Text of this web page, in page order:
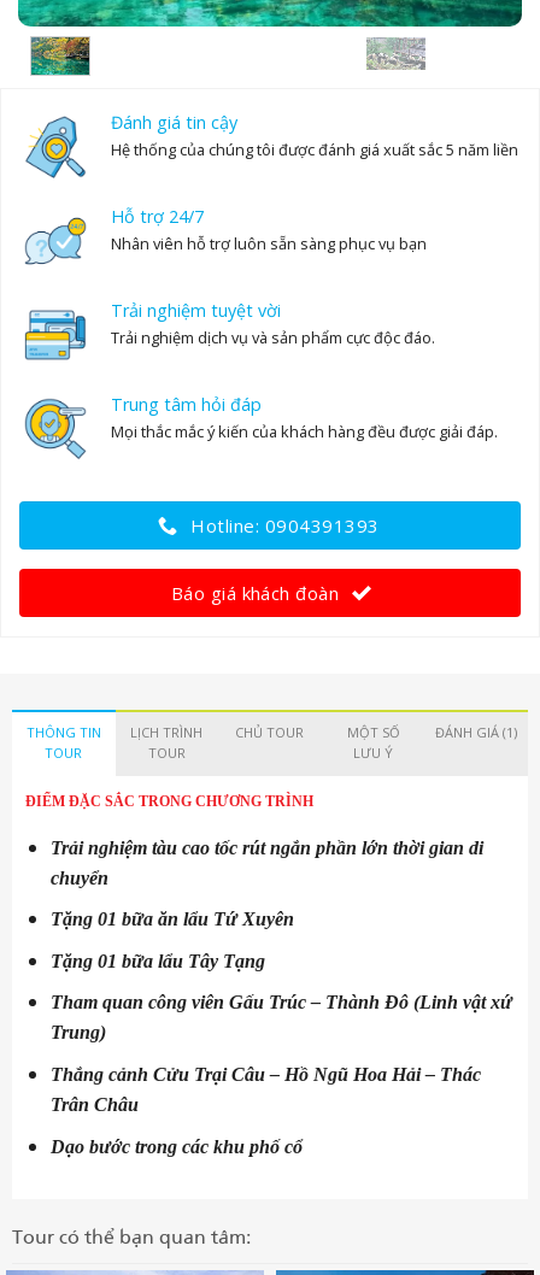
Đánh giá tin cậy
Hệ thống của chúng tôi được đánh giá xuất sắc 5 năm liền
Hỗ trợ 24/7
Nhân viên hỗ trợ luôn sẵn sàng phục vụ bạn
Trải nghiệm tuyệt vời
Trải nghiệm dịch vụ và sản phẩm cực độc đáo.
Trung tâm hỏi đáp
Mọi thắc mắc ý kiến của khách hàng đều được giải đáp.
Hotline: 0904391393
Báo giá khách đoàn
THÔNG TIN
TOUR
LỊCH TRÌNH
TOUR
CHỦ TOUR
MỘT SỐ
LƯU Ý
ĐÁNH GIÁ (1)
ĐIỂM ĐẶC SẮC TRONG CHƯƠNG TRÌNH
Trải nghiệm tàu cao tốc rút ngắn phần lớn thời gian di
chuyển
Tặng 01 bữa ăn lẩu Tứ Xuyên
Tặng 01 bữa lẩu Tây Tạng
Tham quan công viên Gấu Trúc – Thành Đô(Linh vật xứ
Trung)
Thắng cảnh Cửu Trại Câu – Hồ Ngũ Hoa Hải – Thác
Trân Châu
Dạo bước trong các khu phố cổ
Tour có thể bạn quan tâm: